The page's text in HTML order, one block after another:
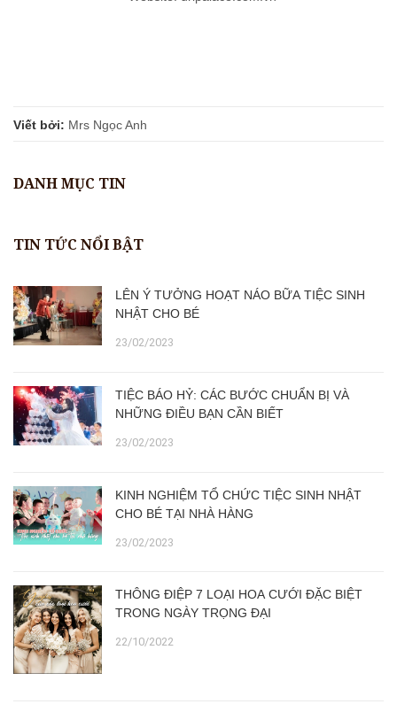
Viết bởi: Mrs Ngọc Anh
DANH MỤC TIN
TIN TỨC NỔI BẬT
LÊN Ý TƯỞNG HOẠT NÁO BỮA TIỆC SINH
NHẬT CHO BÉ
23/02/2023
TIỆC BÁO HỶ: CÁC BƯỚC CHUẨN BỊ VÀ
NHỮNG ĐIỀU BẠN CẦN BIẾT
23/02/2023
KINH NGHIỆM TỔ CHỨC TIỆC SINH NHẬT
CHO BÉ TẠI NHÀ HÀNG
23/02/2023
THÔNG ĐIỆP 7 LOẠI HOA CƯỚI ĐẶC BIỆT
TRONG NGÀY TRỌNG ĐẠI
22/10/2022